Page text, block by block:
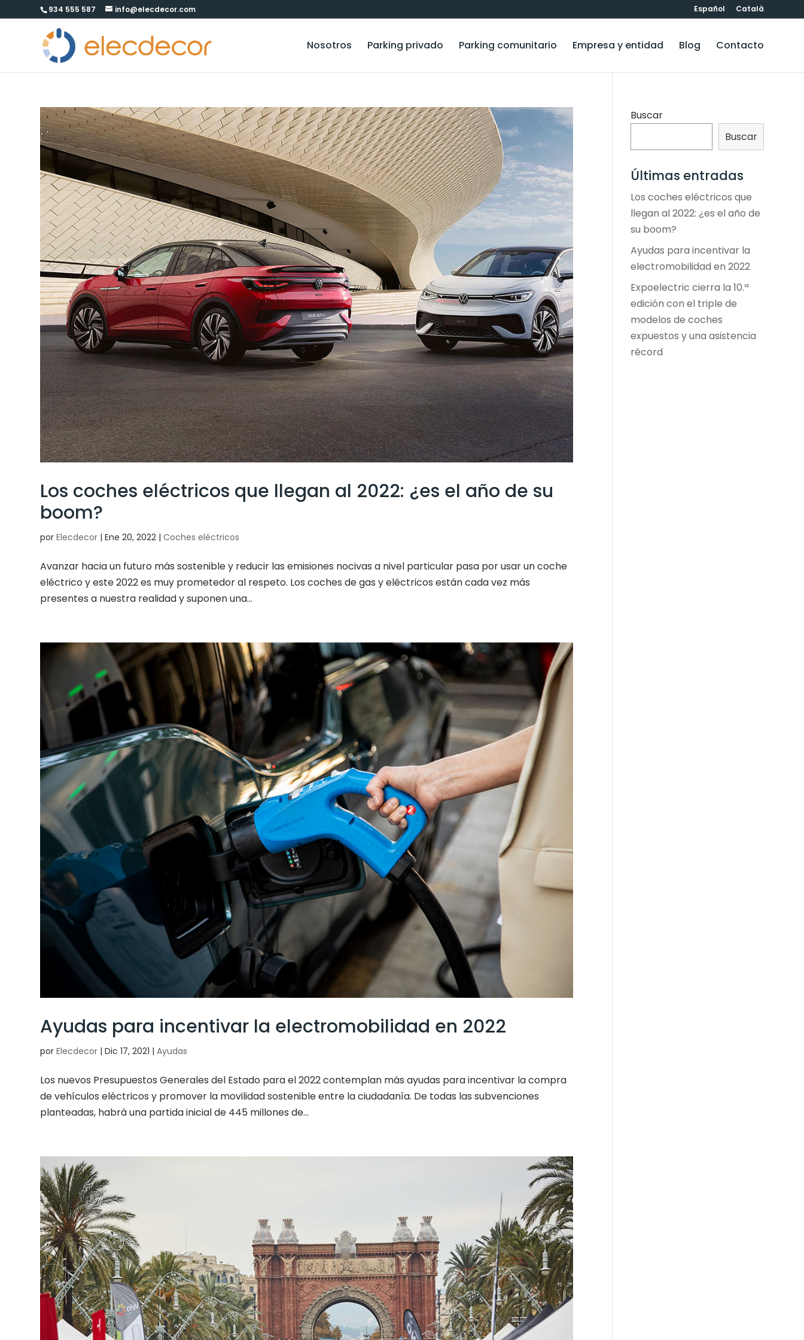
934 555 587 info@elecdecor.com Español Català
Nosotros Parking privado Parking comunitario Empresa y entidad Blog Contacto
Los coches eléctricos que llegan al 2022: ¿es el año de su
boom?
porElecdecor |Ene 20, 2022 |Coches eléctricos
Avanzar hacia un futuro más sostenible y reducir las emisiones nocivas a nivel particular pasa por usar un coche
eléctrico y este 2022 es muy prometedor al respeto. Los coches de gas y eléctricos están cada vez más
presentes a nuestra realidad y suponen una...
Ayudas para incentivar la electromobilidad en 2022
porElecdecor |Dic 17, 2021 |Ayudas
Los nuevos Presupuestos Generales del Estado para el 2022 contemplan más ayudas para incentivar la compra
de vehículos eléctricos y promover la movilidad sostenible entre la ciudadanía. De todas las subvenciones
planteadas, habrá una partida inicial de 445 millones de...
Buscar
Buscar
Últimas entradas
Los coches eléctricos que
llegan al 2022: ¿es el año de
su boom?
Ayudas para incentivar la
electromobilidad en 2022
Expoelectric cierra la 10.ª
edición con el triple de
modelos de coches
expuestos y una asistencia
récord